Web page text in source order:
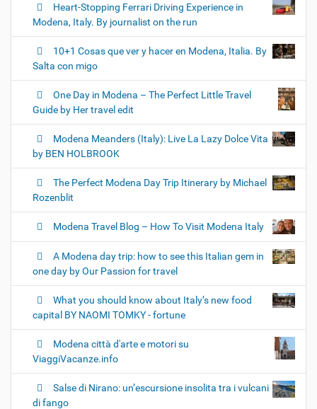
Heart-Stopping Ferrari Driving Experience in
Modena, Italy. By journalist on the run
10+1 Cosas que ver y hacer en Modena, Italia. By
Salta con migo
One Day in Modena – The Perfect Little Travel
Guide by Her travel edit
Modena Meanders (Italy): Live La Lazy Dolce Vita
by BEN HOLBROOK
The Perfect Modena Day Trip Itinerary by Michael
Rozenblit
Modena Travel Blog – How To Visit Modena Italy
A Modena day trip: how to see this Italian gem in
one day by Our Passion for travel
What you should know about Italy’s new food
capital BY NAOMI TOMKY - fortune
Modena città d'arte e motori su
ViaggiVacanze.info
Salse di Nirano: un’escursione insolita tra i vulcani
di fango